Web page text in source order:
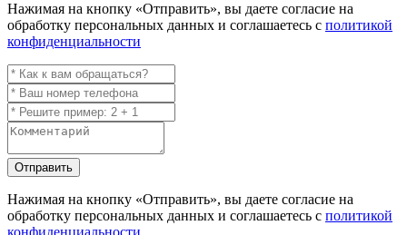
Нажимая на кнопку «Отправить», вы даете согласие на
обработку персональных данных и соглашаетесь с политикой
конфиденциальности
Отправить
Нажимая на кнопку «Отправить», вы даете согласие на
обработку персональных данных и соглашаетесь с политикой